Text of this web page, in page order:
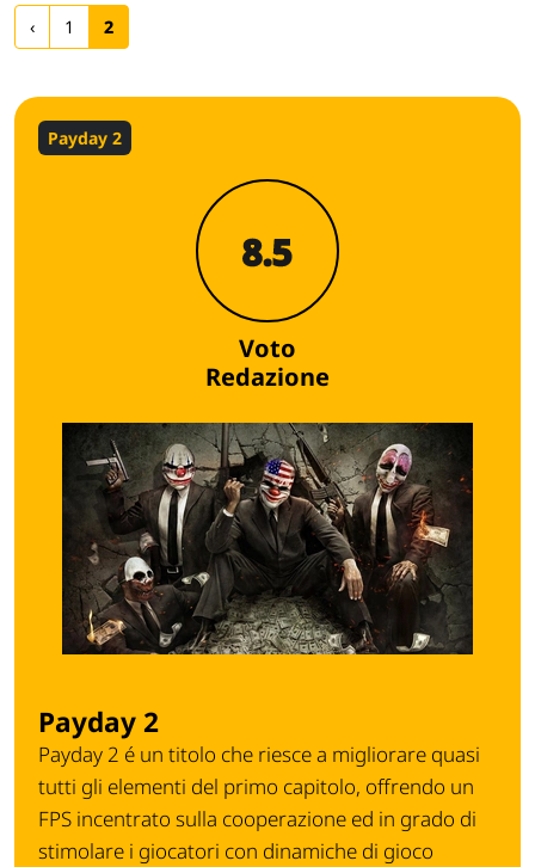
‹ 1 2
Payday 2
8.5
Voto
Redazione
Payday 2
Payday 2 é un titolo che riesce a migliorare quasi
tutti gli elementi del primo capitolo, offrendo un
FPS incentrato sulla cooperazione ed in grado di
stimolare i giocatori con dinamiche di gioco